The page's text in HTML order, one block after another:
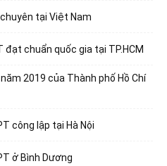
tại Việt Nam
chuẩn quốc gia tại TP.HCM
2019 của Thành phố Hồ Chí
công lập tại Hà Nội
ở Bình Dương